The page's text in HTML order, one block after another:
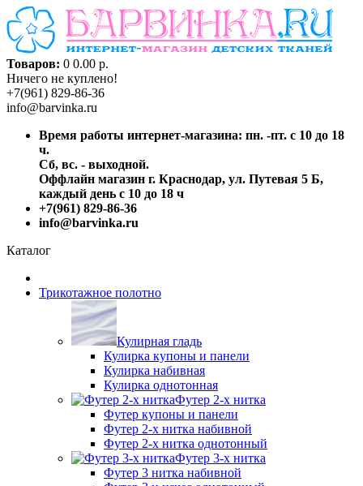
Товаров: 0 0.00 р.
Ничего не куплено!
+7(961) 829-86-36
info@barvinka.ru
Время работы интернет-магазина: пн. -пт. с 10 до 18
ч.
Сб, вс. - выходной.
Оффлайн магазин г. Краснодар, ул. Путевая 5 Б,
каждый день с 10 до 18 ч
+7(961) 829-86-36
info@barvinka.ru
Каталог
Трикотажное полотно
Кулирная гладь
Кулирка купоны и панели
Кулирка набивная
Кулирка однотонная
Футер 2-х нитка
Футер купоны и панели
Футер 2-х нитка набивной
Футер 2-х нитка однотонный
Футер 3-х нитка
Футер 3 нитка набивной